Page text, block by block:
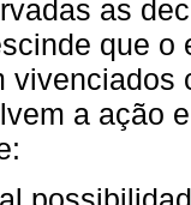
as
que
vivenciados
a ação